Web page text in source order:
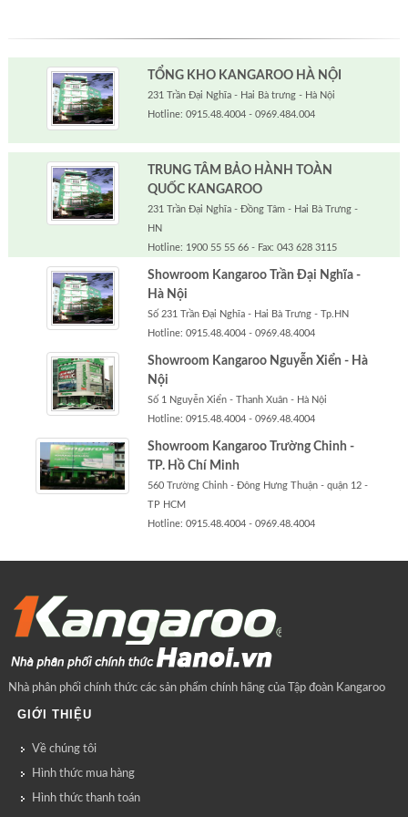
TỔNG KHO KANGAROO HÀ NỘI
231 Trần Đại Nghĩa - Hai Bà trưng - Hà Nội
Hotline: 0915.48.4004 - 0969.484.004
TRUNG TÂM BẢO HÀNH TOÀN
QUỐC KANGAROO
231 Trần Đại Nghĩa - Đồng Tâm - Hai Bà Trưng -
HN
Hotline: 1900 55 55 66 - Fax: 043 628 3115
Showroom Kangaroo Trần Đại Nghĩa -
Hà Nội
Số 231 Trần Đại Nghĩa - Hai Bà Trưng - Tp.HN
Hotline: 0915.48.4004 - 0969.48.4004
Showroom Kangaroo Nguyễn Xiển - Hà
Nội
Số 1 Nguyễn Xiển - Thanh Xuân - Hà Nội
Hotline: 0915.48.4004 - 0969.48.4004
Showroom Kangaroo Trường Chinh -
TP. Hồ Chí Minh
560 Trường Chinh - Đông Hưng Thuận - quận 12 -
TP HCM
Hotline: 0915.48.4004 - 0969.48.4004
Nhà phân phối chính thức các sản phẩm chính hãng của Tập đoàn Kangaroo
GIỚI THIỆU
Về chúng tôi
Hình thức mua hàng
Hình thức thanh toán